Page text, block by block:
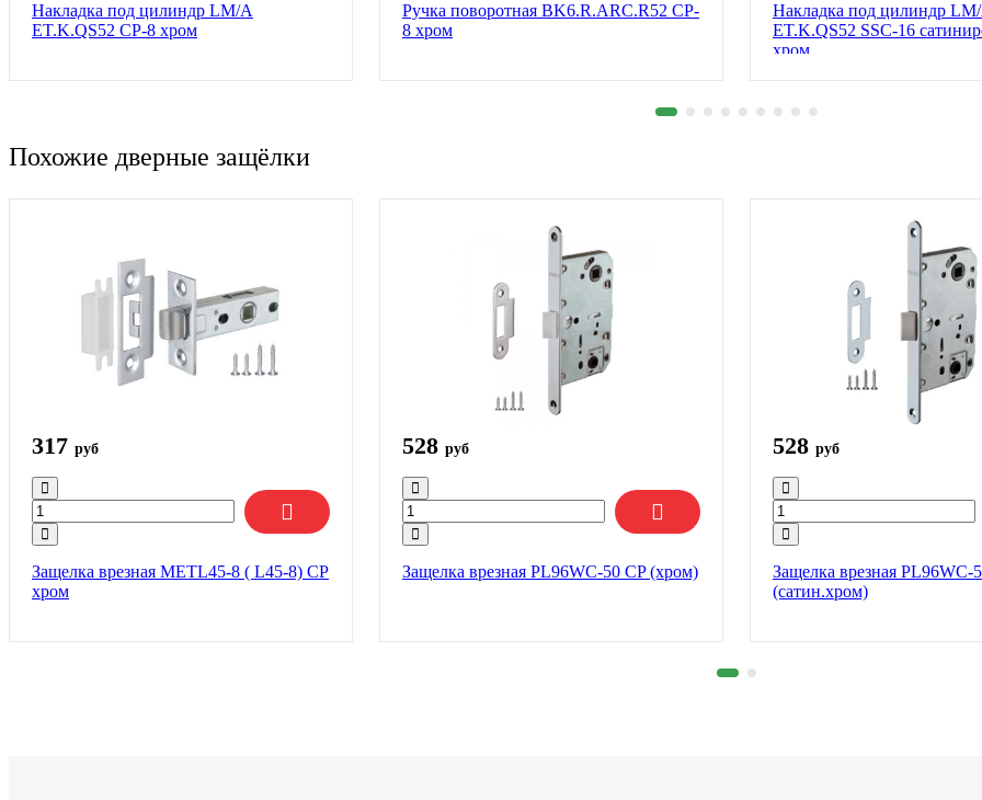
Накладка под цилиндр LM/A
ET.K.QS52 CP-8 хром
Ручка поворотная BK6.R.ARC.R52 CP-
8 хром
Накладка под цилиндр
ET.K.QS52 SSC-16
хром
Похожие дверные защёлки
317 руб
Защелка врезная METL45-8 ( L45-8) CP
хром
528 руб
Защелка врезная PL96WC-50 CP (хром)
528 руб
Защелка врезная PL96WC-
(сатин.хром)